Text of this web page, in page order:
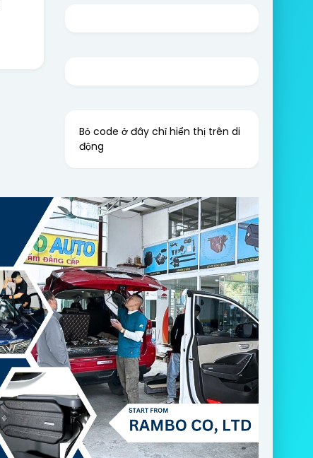
Bỏ code ở đây chỉ hiển thị trên di
động